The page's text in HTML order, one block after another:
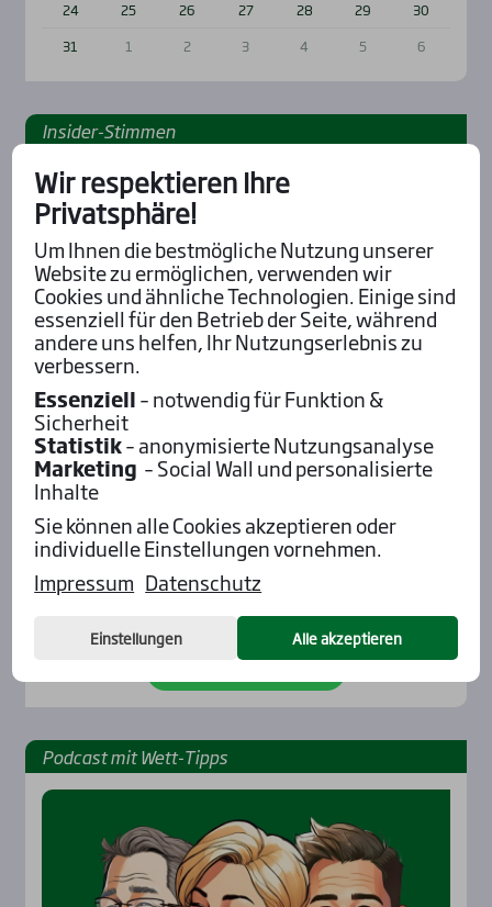
24 25 26 27 28 29
30
31
1 2 3 4 5 6
Insi­der-Stim­men
Njord Invic­ta lief rie­sig
Fabs
Idao de Til­lard ist wie­der
„Ultra­b­lue kann so ein
Ren­nen nach Hau­se
Pod­cast mit Wett-Tipps
Wir respektieren Ihre
Privatsphäre!
Um Ihnen die bestmögliche Nutzung unserer
Website zu ermöglichen, verwenden wir
Cookies und ähnliche Technologien. Einige sind
essenziell für den Betrieb der Seite, während
andere uns helfen, Ihr Nutzungserlebnis zu
verbessern.
Essenziell– notwendig für Funktion &
Sicherheit
Statistik– anonymisierte Nutzungsanalyse
Marketing – Social Wall und personalisierte
Inhalte
Sie können alle Cookies akzeptieren oder
individuelle Einstellungen vornehmen.
Impressum Datenschutz
Einstellungen Alle akzeptieren